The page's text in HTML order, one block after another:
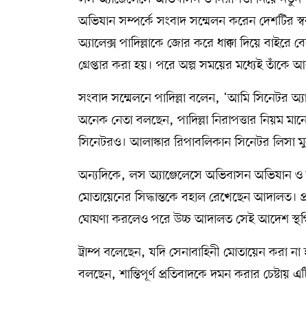
অভিযান সম্পর্কে সংবাদ সম্মেলন করেন দেশটির
অ্যালেক্স পাদিল্লাকে জোর করে ধাক্কা দিয়ে বাইরে
গ্রেপ্তার করা হয়। পরে অল্প সময়ের মধ্যেই তাঁকে
সংবাদ সম্মেলনে পাদিল্লা বলেন, ‘আমি সিনেটর
অনেক নেতা বলছেন, পাদিল্লা নিরাপত্তার নিয়ম
সিনেটরও। আলাস্কার রিপাবলিকান সিনেটর লিসা
অন্যদিকে, লস অ্যাঞ্জেলেসে অভিবাসন অভিযান ও
মোতায়েনের সিদ্ধান্তকে বহাল রেখেছেন আদালত।
ঘোষণা করলেও পরে উচ্চ আদালত সেই আদেশ
ট্রাম্প বলেছেন, যদি সেনাবাহিনী মোতায়েন
বলছেন, শান্তিপূর্ণ প্রতিবাদকে দমন করার চেষ্টায়